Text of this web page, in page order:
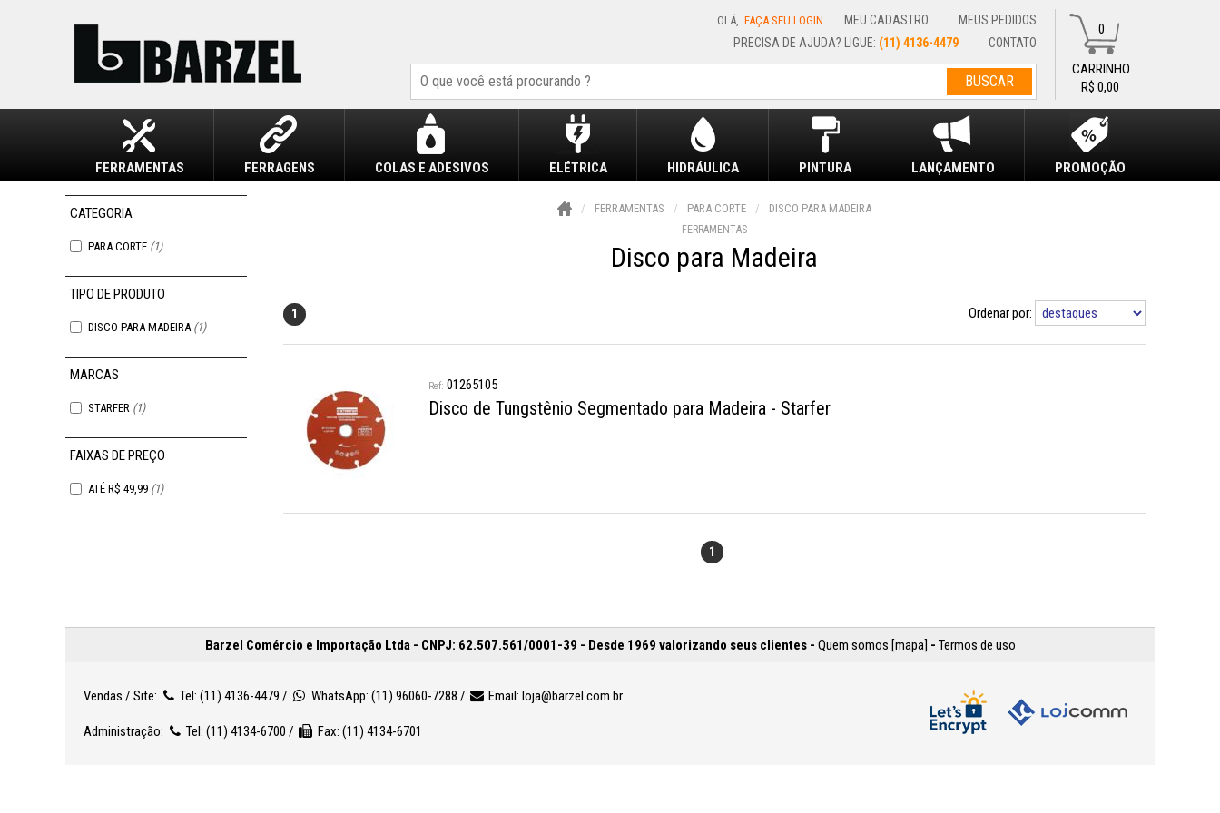
OLÁ, FAÇA SEU LOGIN
(11) 4136-4479 CONTATO
MEU CADASTRO MEUS PEDIDOS
FERRAMENTAS FERRAGENS COLAS E ADESIVOS ELÉTRICA HIDRÁULICA PINTURA LANÇAMENTO PROMOÇÃO
PARA CORTE (1)
DISCO PARA MADEIRA (1)
STARFER (1)
FAIXAS DE PREÇO
ATÉ R$ 49,99 (1)
R$ 0,00
0
FERRAMENTAS PARA CORTE DISCO PARA MADEIRA
FERRAMENTAS
Disco para Madeira
1
01265105
Disco de Tungstênio Segmentado para Madeira - Starfer
1
Barzel Comércio e Importação Ltda - CNPJ: 62.507.561/0001-39 - Desde 1969 valorizando seus clientes - Quem somos [mapa] - Termos de uso
Vendas / Site: Tel: (11) 4136-4479 / WhatsApp: (11) 96060-7288 / Email: loja@barzel.com.br
Administração: Tel: (11) 4134-6700 / Fax: (11) 4134-6701